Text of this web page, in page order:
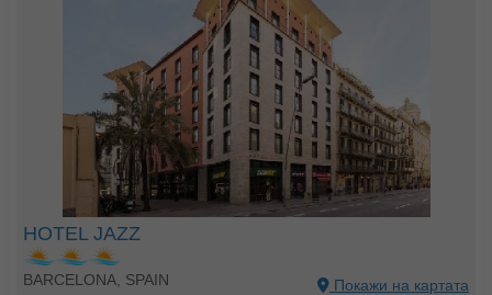
HOTEL JAZZ
BARCELONA, SPAIN Покажи на картата